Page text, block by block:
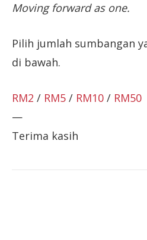
Moving forward as one.
Pilih jumlah sumbangan
di bawah.
RM2 / RM5 / RM10 / RM50
—
Terima kasih